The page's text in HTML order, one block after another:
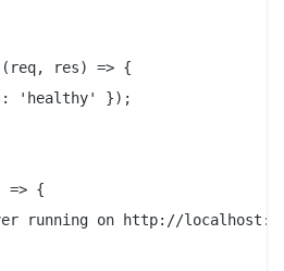
res) => {
'healthy' });
=> {
running on http://